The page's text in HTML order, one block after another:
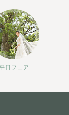
平日フェア